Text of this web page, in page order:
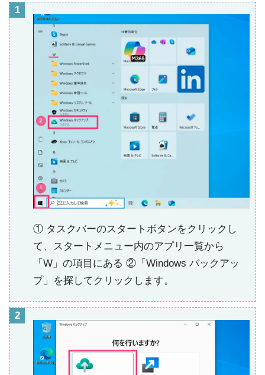
① タスクバーのスタートボタンをクリックし
て、スタートメニュー内のアプリ一覧から
「W」の項目にある ②「Windows バックアッ
プ」を探してクリックします。